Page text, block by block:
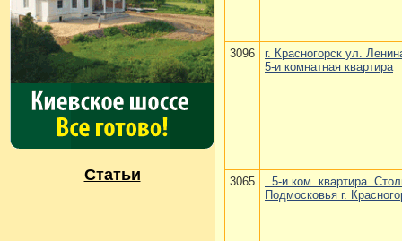
Статьи
3096
г. Красногорск ул.
5-и комнатная квартира
3065
. 5-и ком. квартира.
Подмосковья г.